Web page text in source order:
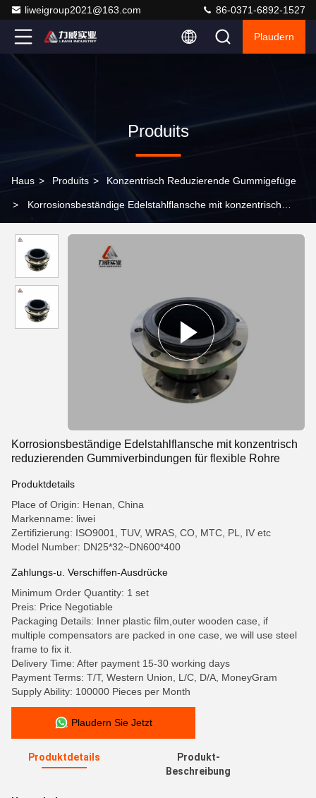
liweigroup2021@163.com 86-0371-6892-1527
Plaudern
Produits
Haus > Produits > Konzentrisch Reduzierende Gummigefüge
> Korrosionsbeständige Edelstahlflansche mit konzentrisch
Korrosionsbeständige Edelstahlflansche mit konzentrisch
reduzierenden Gummiverbindungen für flexible Rohre
Produktdetails
Place of Origin: Henan, China
Markenname: liwei
Zertifizierung: ISO9001, TUV, WRAS, CO, MTC, PL, IV etc
Model Number: DN25*32~DN600*400
Zahlungs-u. Verschiffen-Ausdrücke
Minimum Order Quantity: 1 set
Preis: Price Negotiable
Packaging Details: Inner plastic film,outer wooden case, if
multiple compensators are packed in one case, we will use steel
frame to fix it.
Delivery Time: After payment 15-30 working days
Payment Terms: T/T, Western Union, L/C, D/A, MoneyGram
Supply Ability: 100000 Pieces per Month
Plaudern Sie Jetzt
Produktdetails
Produkt-
Beschreibung